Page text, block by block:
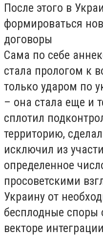
После этого в
формироваться
договоры
Сама по себе
стала прологом к
только ударом по
– она стала еще и
сплотил
территорию,
исключил из
определенное
просоветскими
Украину от
бесплодные споры
векторе